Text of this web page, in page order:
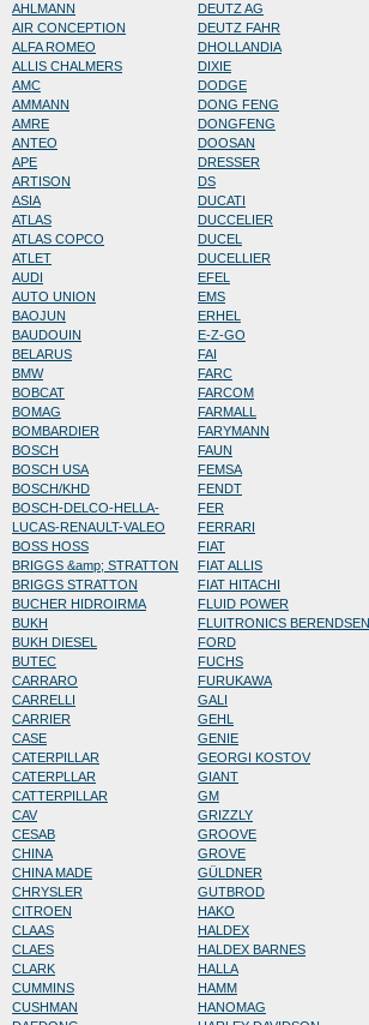
AHLMANN
AIR CONCEPTION
ALFA ROMEO
ALLIS CHALMERS
AMC
AMMANN
AMRE
ANTEO
APE
ARTISON
ASIA
ATLAS
ATLAS COPCO
ATLET
AUDI
AUTO UNION
BAOJUN
BAUDOUIN
BELARUS
BMW
BOBCAT
BOMAG
BOMBARDIER
BOSCH
BOSCH USA
BOSCH/KHD
BOSCH-DELCO-HELLA-
LUCAS-RENAULT-VALEO
BOSS HOSS
BRIGGS &amp; STRATTON
BRIGGS STRATTON
BUCHER HIDROIRMA
BUKH
BUKH DIESEL
BUTEC
CARRARO
CARRELLI
CARRIER
CASE
CATERPILLAR
CATERPLLAR
CATTERPILLAR
CAV
CESAB
CHINA
CHINA MADE
CHRYSLER
CITROEN
CLAAS
CLAES
CLARK
CUMMINS
CUSHMAN
DEUTZ AG
DEUTZ FAHR
DHOLLANDIA
DIXIE
DODGE
DONG FENG
DONGFENG
DOOSAN
DRESSER
DS
DUCATI
DUCCELIER
DUCEL
DUCELLIER
EFEL
EMS
ERHEL
E-Z-GO
FAI
FARC
FARCOM
FARMALL
FARYMANN
FAUN
FEMSA
FENDT
FER
FERRARI
FIAT
FIAT ALLIS
FIAT HITACHI
FLUID POWER
FLUITRONICS BERENDSEN
FORD
FUCHS
FURUKAWA
GALI
GEHL
GENIE
GEORGI KOSTOV
GIANT
GM
GRIZZLY
GROOVE
GROVE
GÜLDNER
GUTBROD
HAKO
HALDEX
HALDEX BARNES
HALLA
HAMM
HANOMAG